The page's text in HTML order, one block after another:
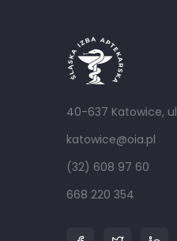
40-637 Katowice, ul
katowice@oia.pl
(32) 608 97 60
668 220 354